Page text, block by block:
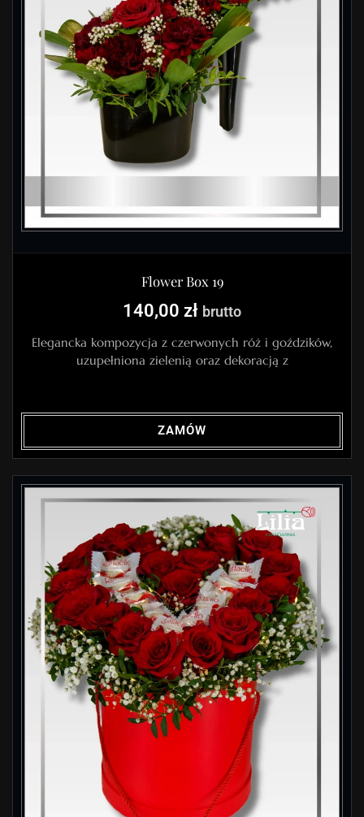
Flower Box 19
140,00 zł brutto
Elegancka kompozycja z czerwonych róż i goździków,
uzupełniona zielenią oraz dekoracją z
ZAMÓW